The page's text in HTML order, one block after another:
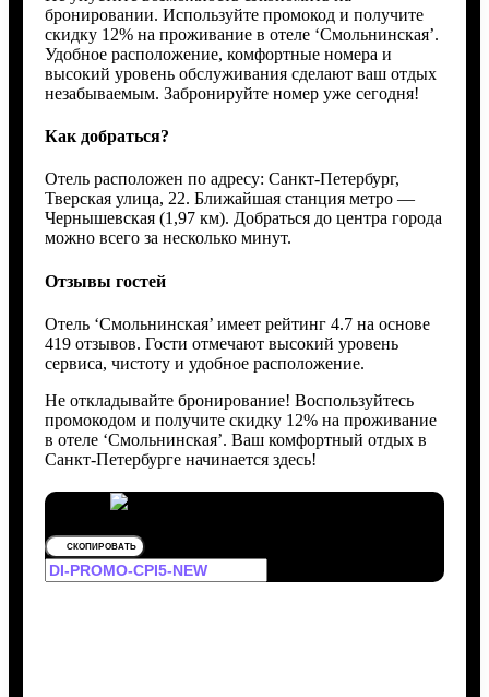
бронировании. Используйте промокод и получите
скидку 12% на проживание в отеле ‘Смольнинская’.
Удобное расположение, комфортные номера и
высокий уровень обслуживания сделают ваш отдых
незабываемым. Забронируйте номер уже сегодня!
Как добраться?
Отель расположен по адресу: Санкт-Петербург,
Тверская улица, 22. Ближайшая станция метро —
Чернышевская (1,97 км). Добраться до центра города
можно всего за несколько минут.
Отзывы гостей
Отель ‘Смольнинская’ имеет рейтинг 4.7 на основе
419 отзывов. Гости отмечают высокий уровень
сервиса, чистоту и удобное расположение.
Не откладывайте бронирование! Воспользуйтесь
промокодом и получите скидку 12% на проживание
в отеле ‘Смольнинская’. Ваш комфортный отдых в
Санкт-Петербурге начинается здесь!
СКОПИРОВАТЬ